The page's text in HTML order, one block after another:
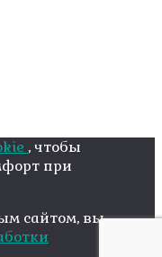
, чтобы
при
сайтом, вы